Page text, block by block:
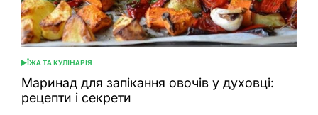
ОПУБЛІКУВАТИ
У
ЇЖА ТА КУЛІНАРІЯ
Маринад для запікання овочів у духовці:
рецепти і секрети